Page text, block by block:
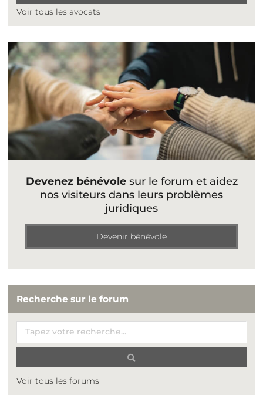
Voir tous les avocats
Devenez bénévolesur le forum et aidez
nos visiteurs dans leurs problèmes
juridiques
Devenir bénévole
Recherche sur le forum
Voir tous les forums